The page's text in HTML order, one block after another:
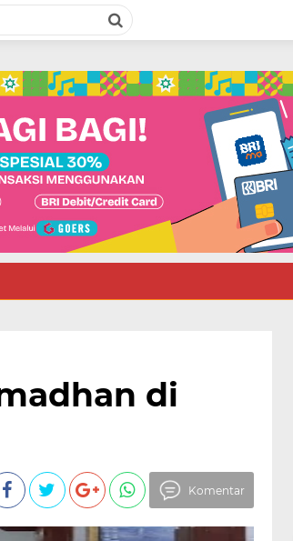
di
Komentar